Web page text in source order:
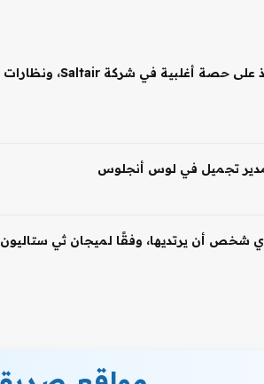
لأي شخص أن يرتديها، وفقًا لميجان ثي ستاليون